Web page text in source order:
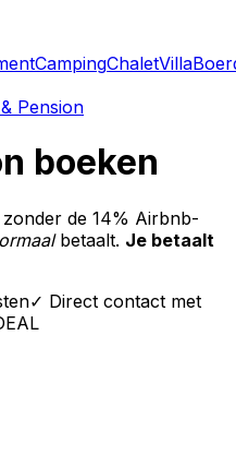
CampingChaletVilla
Pension
boeken
de 14% Airbnb-
betaalt. Je betaalt
✓ Direct contact met